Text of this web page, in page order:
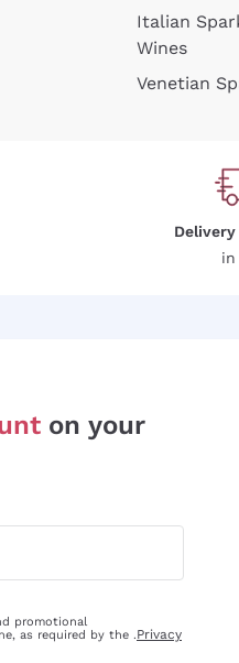
Italian
Wines
Venetian
in
on your
promotional
as required by the .Privacy